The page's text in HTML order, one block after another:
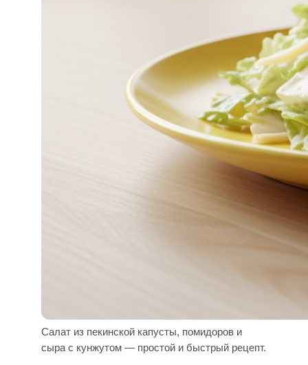
Салат из пекинской капусты, помидоров и
сыра с кунжутом — простой и быстрый рецепт.